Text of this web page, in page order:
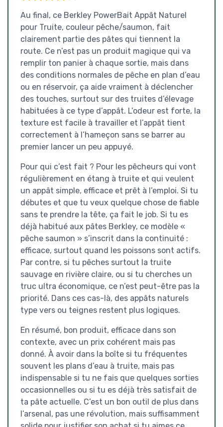
Au final, ce Berkley PowerBait Appât Naturel
pour Truite, couleur pêche/saumon, fait
clairement partie des pâtes qui tiennent la
route. Ce n’est pas un produit magique qui va
remplir ton panier à chaque sortie, mais dans
des conditions normales de pêche en plan d’eau
ou en réservoir, ça aide vraiment à déclencher
des touches, surtout sur des truites d’élevage
habituées à ce type d’appât. L’odeur est forte, la
texture est facile à travailler et l’appât tient
correctement à l’hameçon sans se barrer au
premier lancer un peu appuyé.
Pour qui c’est fait ? Pour les pêcheurs qui vont
régulièrement en étang à truite et qui veulent
un appât simple, efficace et prêt à l’emploi. Si tu
débutes et que tu veux quelque chose de fiable
sans te prendre la tête, ça fait le job. Si tu es
déjà habitué aux pâtes Berkley, ce modèle «
pêche saumon » s’inscrit dans la continuité :
efficace, surtout quand les poissons sont actifs.
Par contre, si tu pêches surtout la truite
sauvage en rivière claire, ou si tu cherches un
truc ultra économique, ce n’est peut-être pas la
priorité. Dans ces cas-là, des appâts naturels
type vers ou teignes restent plus logiques.
En résumé, bon produit, efficace dans son
contexte, avec un prix cohérent mais pas
donné. À avoir dans la boîte si tu fréquentes
souvent les plans d’eau à truite, mais pas
indispensable si tu ne fais que quelques sorties
occasionnelles ou si tu es déjà très satisfait de
ta pâte actuelle. C’est un bon outil de plus dans
l’arsenal, pas une révolution, mais suffisamment